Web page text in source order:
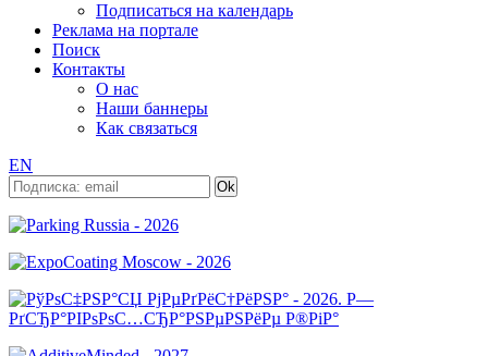
Подписаться на календарь
Реклама на портале
Поиск
Контакты
О нас
Наши баннеры
Как связаться
EN